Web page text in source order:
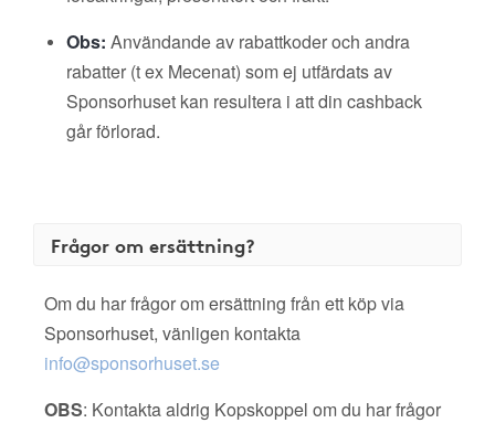
Obs: Användande av rabattkoder och andra
rabatter (t ex Mecenat) som ej utfärdats av
Sponsorhuset kan resultera i att din cashback
går förlorad.
Frågor om ersättning?
Om du har frågor om ersättning från ett köp via
Sponsorhuset, vänligen kontakta
info@sponsorhuset.se
OBS: Kontakta aldrig Kopskoppel om du har frågor